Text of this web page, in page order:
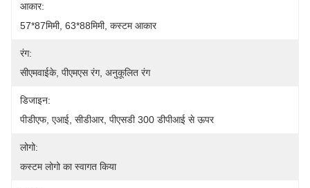
आकार:
57*87मिमी, 63*88मिमी, कस्टम आकार
रंग:
सीएमवाईके, पीएमएस रंग, अनुकूलित रंग
डिजाइन:
पीडीएफ, एआई, सीडीआर, पीएसडी 300 डीपीआई से ऊपर
लोगो:
कस्टम लोगो का स्वागत किया